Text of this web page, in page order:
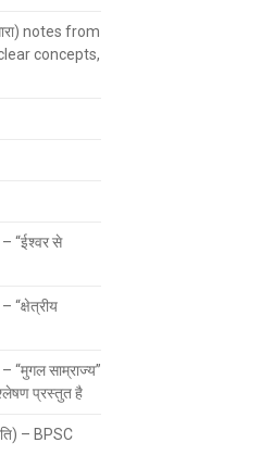
notes from
concepts,
– “ईश्वर से
“क्षेत्रीय
“मुगल साम्राज्य”
प्रस्तुत है
– BPSC